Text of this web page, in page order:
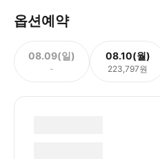
옵션예약
08.09(일)
-
08.10(월)
223,797원